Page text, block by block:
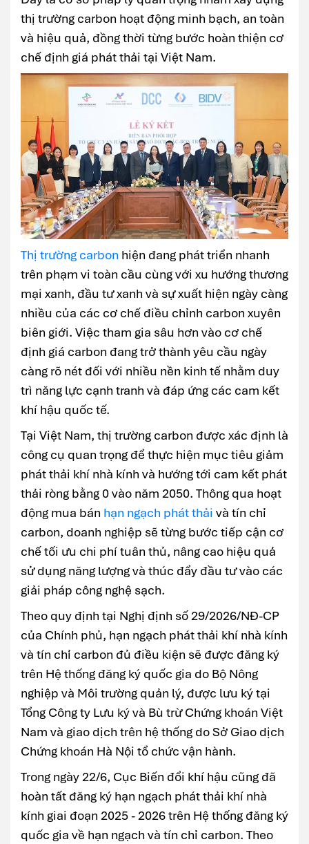
thị trường carbon hoạt động minh bạch, an toàn
và hiệu quả, đồng thời từng bước hoàn thiện cơ
chế định giá phát thải tại Việt Nam.
Thị trường carbon hiện đang phát triển nhanh
trên phạm vi toàn cầu cùng với xu hướng thương
mại xanh, đầu tư xanh và sự xuất hiện ngày càng
nhiều của các cơ chế điều chỉnh carbon xuyên
biên giới. Việc tham gia sâu hơn vào cơ chế
định giá carbon đang trở thành yêu cầu ngày
càng rõ nét đối với nhiều nền kinh tế nhằm duy
trì năng lực cạnh tranh và đáp ứng các cam kết
khí hậu quốc tế.
Tại Việt Nam, thị trường carbon được xác định là
công cụ quan trọng để thực hiện mục tiêu giảm
phát thải khí nhà kính và hướng tới cam kết phát
thải ròng bằng 0 vào năm 2050. Thông qua hoạt
động mua bán hạn ngạch phát thải và tín chỉ
carbon, doanh nghiệp sẽ từng bước tiếp cận cơ
chế tối ưu chi phí tuân thủ, nâng cao hiệu quả
sử dụng năng lượng và thúc đẩy đầu tư vào các
giải pháp công nghệ sạch.
Theo quy định tại Nghị định số 29/2026/NĐ-CP
của Chính phủ, hạn ngạch phát thải khí nhà kính
và tín chỉ carbon đủ điều kiện sẽ được đăng ký
trên Hệ thống đăng ký quốc gia do Bộ Nông
nghiệp và Môi trường quản lý, được lưu ký tại
Tổng Công ty Lưu ký và Bù trừ Chứng khoán Việt
Nam và giao dịch trên hệ thống do Sở Giao dịch
Chứng khoán Hà Nội tổ chức vận hành.
Trong ngày 22/6, Cục Biến đổi khí hậu cũng đã
hoàn tất đăng ký hạn ngạch phát thải khí nhà
kính giai đoạn 2025 - 2026 trên Hệ thống đăng ký
quốc gia về hạn ngạch và tín chỉ carbon. Theo